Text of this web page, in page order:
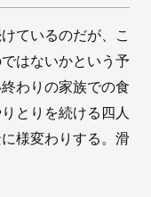
ているのだが、こ
はないかという予
わりの家族での食
とりを続ける四人
様変わりする。滑